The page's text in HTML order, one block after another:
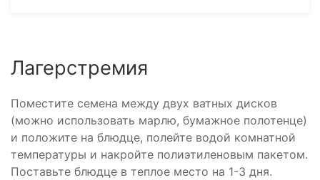
Лагерстремия
Поместите семена между двух ватных дисков
(можно использовать марлю, бумажное полотенце)
и положите на блюдце, полейте водой комнатной
температуры и накройте полиэтиленовым пакетом.
Поставьте блюдце в теплое место на 1-3 дня.